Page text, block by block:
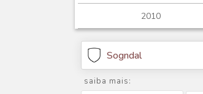
2010
Sogndal
saiba mais: